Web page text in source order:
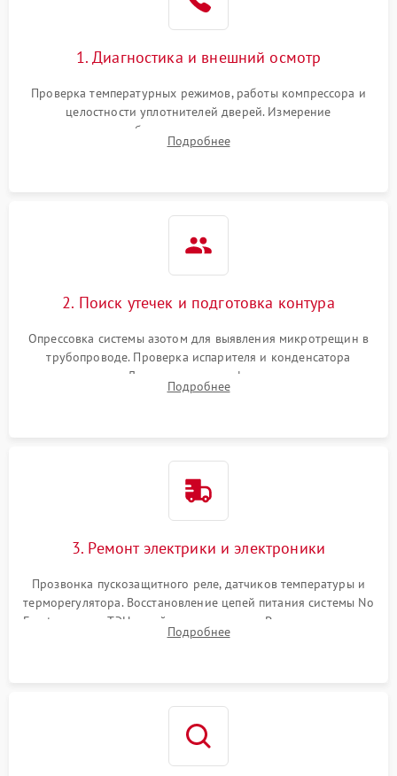
работе
2000 ₽ Подробнее →
1000 ₽
1800 ₽
1. Диагностика и внешний осмотр
Проверка температурных режимов, работы компрессора и
целостности уплотнителей дверей. Измерение
сопротивления обмоток мотора, проверка термостата и
считывание кодов ошибок с электронного дисплея.
Подробнее
2. Поиск утечек и подготовка контура
Опрессовка системы азотом для выявления микротрещин в
трубопроводе. Проверка испарителя и конденсатора
течеискателем. Демонтаж старого фильтра-осушителя и
продувка капиллярной трубки для устранения засоров.
Подробнее
3. Ремонт электрики и электроники
Прозвонка пускозащитного реле, датчиков температуры и
терморегулятора. Восстановление цепей питания системы No
Frost, включая ТЭН оттайки и вентилятор. Ремонт или замена
платы управления при сбоях алгоритмов.
Подробнее